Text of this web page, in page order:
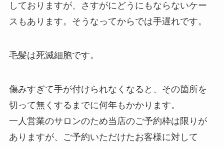
しておりますが、さすがにどうにもならないケー
スもあります。そうなってからでは手遅れです。
毛髪は死滅細胞です。
傷みすぎて手が付けられなくなると、その箇所を
切って無くするまでに何年もかかります。
一人営業のサロンのため当店のご予約枠は限りが
ありますが、ご予約いただけたお客様に対して